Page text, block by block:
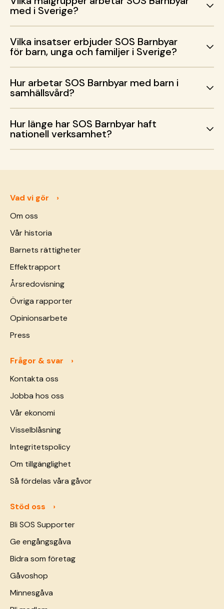
med i Sverige?
Vilka insatser erbjuder SOS Barnbyar
för barn, unga och familjer i Sverige?
Hur arbetar SOS Barnbyar med barn i
samhällsvård?
Hur länge har SOS Barnbyar haft
nationell verksamhet?
Vad vi gör
Om oss
Vår historia
Barnets rättigheter
Effektrapport
Årsredovisning
Övriga rapporter
Opinionsarbete
Press
Frågor & svar
Kontakta oss
Jobba hos oss
Vår ekonomi
Visselblåsning
Integritetspolicy
Om tillgänglighet
Så fördelas våra gåvor
Stöd oss
Bli SOS Supporter
Ge engångsgåva
Bidra som företag
Gåvoshop
Minnesgåva